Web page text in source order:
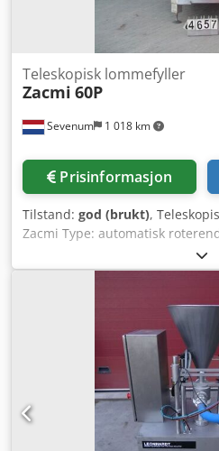
Sevenum 1 018 km
Teleskopisk lommefyller
Zacmi 60P
Prisinformasjon
Tilstand: god (brukt),
Zacmi Type: automatisk
med 60 lommer Kapasitet:
Ramme: rustfritt stål Retning:
= 2.600 x 2.600 x 2.000 mm
380 Volt + 50 Hz – 3 kW
utmatings båndtransportør
roterende børste for fjerning av
teleskoper Codpfxsib A Ids
med nærhetssensorer
motor med støvtak Verktøy:
elektroskap / styring leveres i
etter kundens ønsker